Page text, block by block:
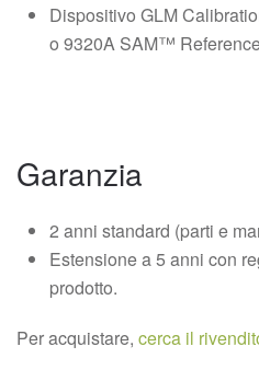
Dispositivo GLM
o 9320A SAM™
Garanzia
2 anni standard (parti e
Estensione a 5 anni con
prodotto.
Per acquistare, cerca il